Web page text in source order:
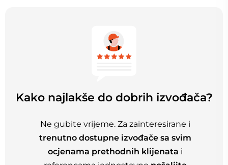
Kako najlakše do dobrih izvođača?
Ne gubite vrijeme. Za zainteresirane i
trenutno dostupne izvođače sa svim
ocjenama prethodnih klijenata i